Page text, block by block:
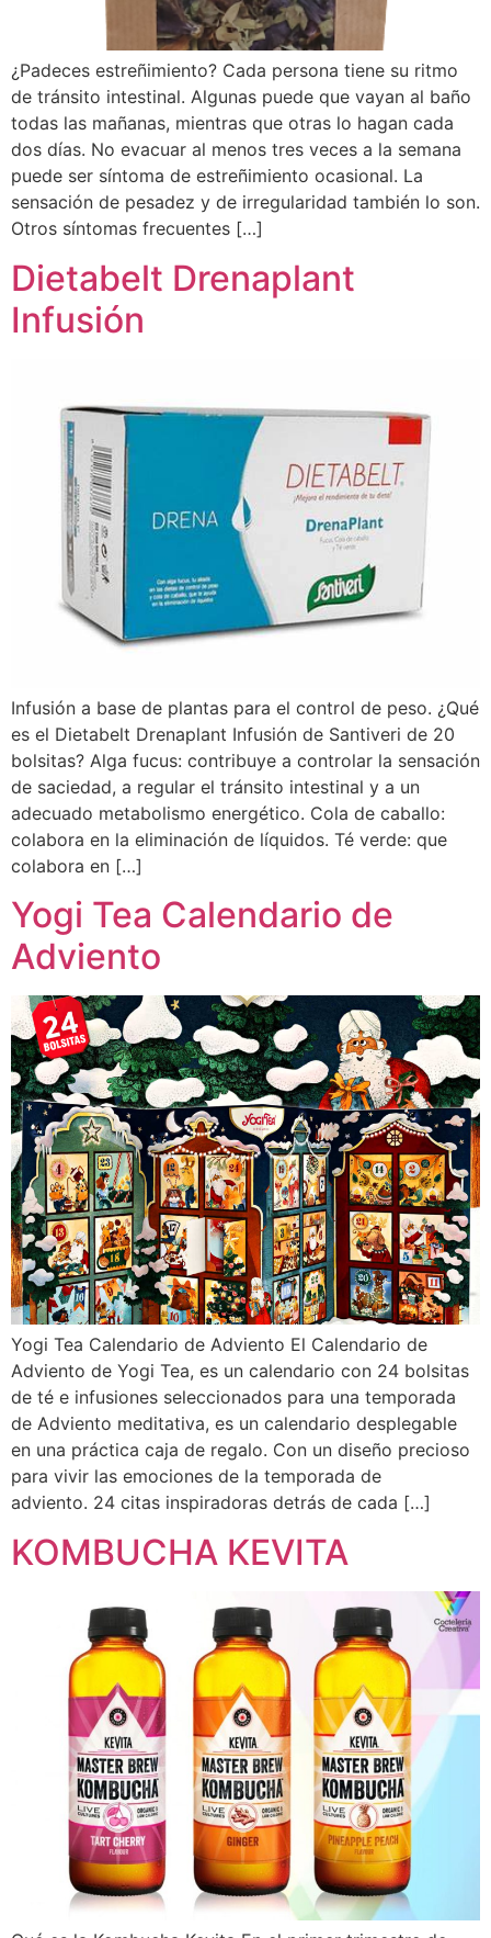
¿Padeces estreñimiento? Cada persona tiene su ritmo
de tránsito intestinal. Algunas puede que vayan al baño
todas las mañanas, mientras que otras lo hagan cada
dos días. No evacuar al menos tres veces a la semana
puede ser síntoma de estreñimiento ocasional. La
sensación de pesadez y de irregularidad también lo son.
Otros síntomas frecuentes […]
Dietabelt Drenaplant
Infusión
Infusión a base de plantas para el control de peso. ¿Qué
es el Dietabelt Drenaplant Infusión de Santiveri de 20
bolsitas? Alga fucus: contribuye a controlar la sensación
de saciedad, a regular el tránsito intestinal y a un
adecuado metabolismo energético. Cola de caballo:
colabora en la eliminación de líquidos. Té verde: que
colabora en […]
Yogi Tea Calendario de
Adviento
Yogi Tea Calendario de Adviento El Calendario de
Adviento de Yogi Tea, es un calendario con 24 bolsitas
de té e infusiones seleccionados para una temporada
de Adviento meditativa, es un calendario desplegable
en una práctica caja de regalo. Con un diseño precioso
para vivir las emociones de la temporada de
adviento. 24 citas inspiradoras detrás de cada […]
KOMBUCHA KEVITA